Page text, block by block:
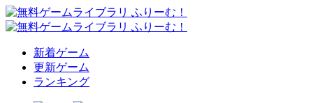
新着ゲーム
更新ゲーム
ランキング